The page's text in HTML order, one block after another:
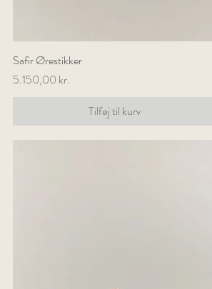
Safir Ørestikker
Pris
5.150,00 kr.
Tilføj til kurv